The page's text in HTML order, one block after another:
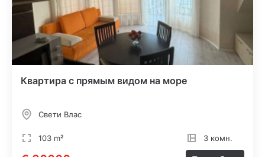
Квартира с прямым видом на море
Свети Влас
103 m² 3 комн.